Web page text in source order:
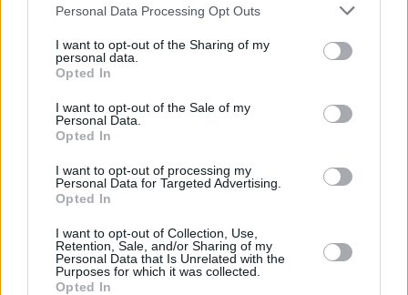
Personal Data Processing Opt Outs
I want to opt-out of the Sharing of my
personal data.
Opted In
I want to opt-out of the Sale of my
Personal Data.
Opted In
I want to opt-out of processing my
Personal Data for Targeted Advertising.
Opted In
I want to opt-out of Collection, Use,
Retention, Sale, and/or Sharing of my
Personal Data that Is Unrelated with the
Purposes for which it was collected.
Opted In